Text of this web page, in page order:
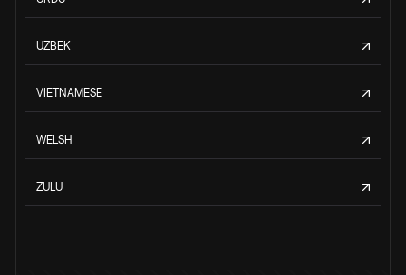
UZBEK
VIETNAMESE
WELSH
ZULU